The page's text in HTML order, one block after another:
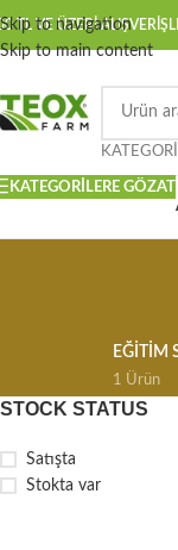
Skip to navigation
Skip to main content
TL VE ÜZERİ
KATEGORILERE GÖZAT
EĞİTİM
1 Ürün
STOCK STATUS
Satışta
Stokta var